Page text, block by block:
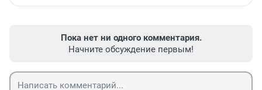
Пока нет ни одного комментария.
Начните обсуждение первым!